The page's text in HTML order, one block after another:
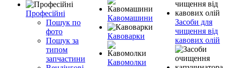
Професійні
Пошук по
фото
Пошук за
типом
запчастини
Кавомашини
Кавоварки
Кавомолки
Засоби для
чищення від
кавових олій